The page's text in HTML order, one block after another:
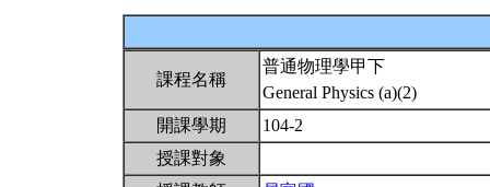
課程名稱
普通物理學甲下
General Physics (a)(2)
開課學期
104-2
授課對象